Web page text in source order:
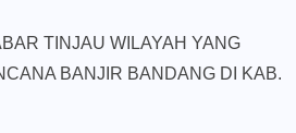
TINJAU WILAYAH YANG
BANJIR BANDANG DI KAB.